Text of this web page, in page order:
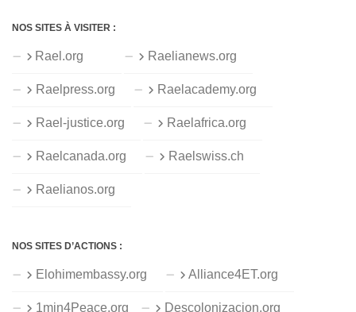
NOS SITES À VISITER :
Rael.org Raelianews.org
Raelpress.org Raelacademy.org
Rael-justice.org Raelafrica.org
Raelcanada.org Raelswiss.ch
Raelianos.org
NOS SITES D’ACTIONS :
Elohimembassy.org Alliance4ET.org
1min4Peace.org Descolonizacion.org